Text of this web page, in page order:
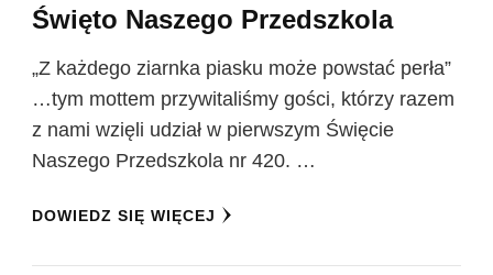
Święto Naszego Przedszkola
„Z każdego ziarnka piasku może powstać perła”
…tym mottem przywitaliśmy gości, którzy razem
z nami wzięli udział w pierwszym Święcie
Naszego Przedszkola nr 420. …
DOWIEDZ SIĘ WIĘCEJ